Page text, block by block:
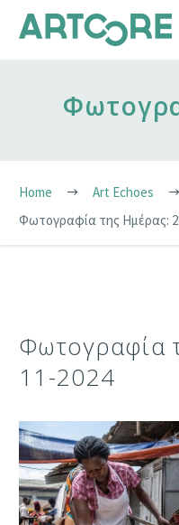
Home Art Echoes
Φωτογραφία της Ημέρας:
Φωτογραφία
11-2024